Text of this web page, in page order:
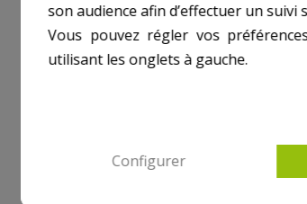
son audience afin d’effectuer un suivi
Vous pouvez régler vos
utilisant les onglets à gauche.
Configurer